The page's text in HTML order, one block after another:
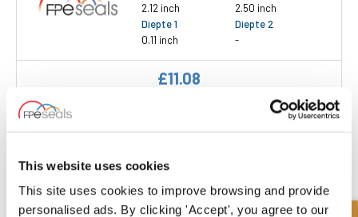
This website uses cookies
This site uses cookies to improve browsing and provide
personalised ads. By clicking 'Accept', you agree to our
2.12 inch
2.50 inch
Diepte 1
0.11 inch
Diepte 2
-
£11.08